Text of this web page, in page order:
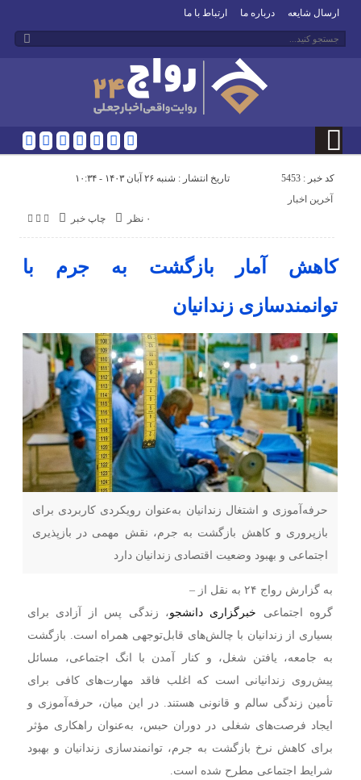
ارسال شایعه درباره ما ارتباط با ما
کد خبر : 5453 تاریخ انتشار : شنبه ۲۶ آبان ۱۴۰۳ - ۱۰:۳۴
چاپ خبر ۰ نظر
آخرین اخبار
کاهش آمار بازگشت به جرم با
توانمندسازی زندانیان
حرفه‌آموزی و اشتغال زندانیان به‌عنوان رویکردی کاربردی برای
بازپروری و کاهش بازگشت به جرم، نقش مهمی در بازپذیری
اجتماعی و بهبود وضعیت اقتصادی زندانیان دارد
به گزارش رواج ۲۴ به نقل از –
گروه اجتماعی خبرگزاری دانشجو، زندگی پس از آزادی برای
بسیاری از زندانیان با چالش‌های قابل‌توجهی همراه است. بازگشت
به جامعه، یافتن شغل، و کنار آمدن با انگ اجتماعی، مسائل
پیش‌روی زندانیانی است که اغلب فاقد مهارت‌های کافی برای
تأمین زندگی سالم و قانونی هستند. در این میان، حرفه‌آموزی و
ایجاد فرصت‌های شغلی در دوران حبس، به‌عنوان راهکاری مؤثر
برای کاهش نرخ بازگشت به جرم، توانمندسازی زندانیان و بهبود
شرایط اجتماعی مطرح شده است.